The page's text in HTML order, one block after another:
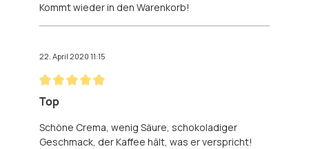
Kommt wieder in den Warenkorb!
22. April 2020 11:15
Bewertung mit 5 von 5 Sternen
Top
Schöne Crema, wenig Säure, schokoladiger
Geschmack, der Kaffee hält, was er verspricht!